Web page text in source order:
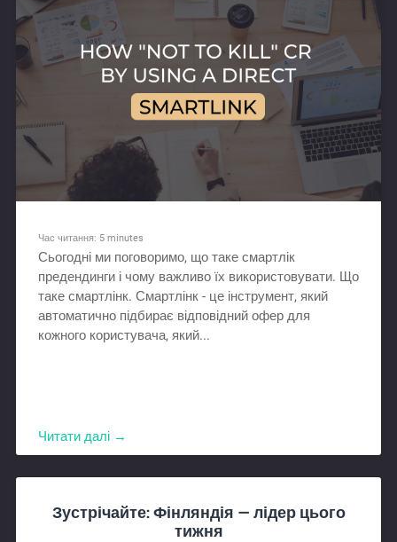
Час читання: 5 minutes
Сьогодні ми поговоримо, що таке смартлік
предендинги і чому важливо їх використовувати. Що
таке смартлінк. Смартлінк - це інструмент, який
автоматично підбирає відповідний офер для
кожного користувача, який...
Читати далі →
Зустрічайте: Фінляндія — лідер цього
тижня